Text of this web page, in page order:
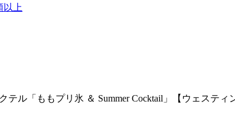
以上
ル「ももプリ氷 ＆ Summer Cocktail」【ウェスティ